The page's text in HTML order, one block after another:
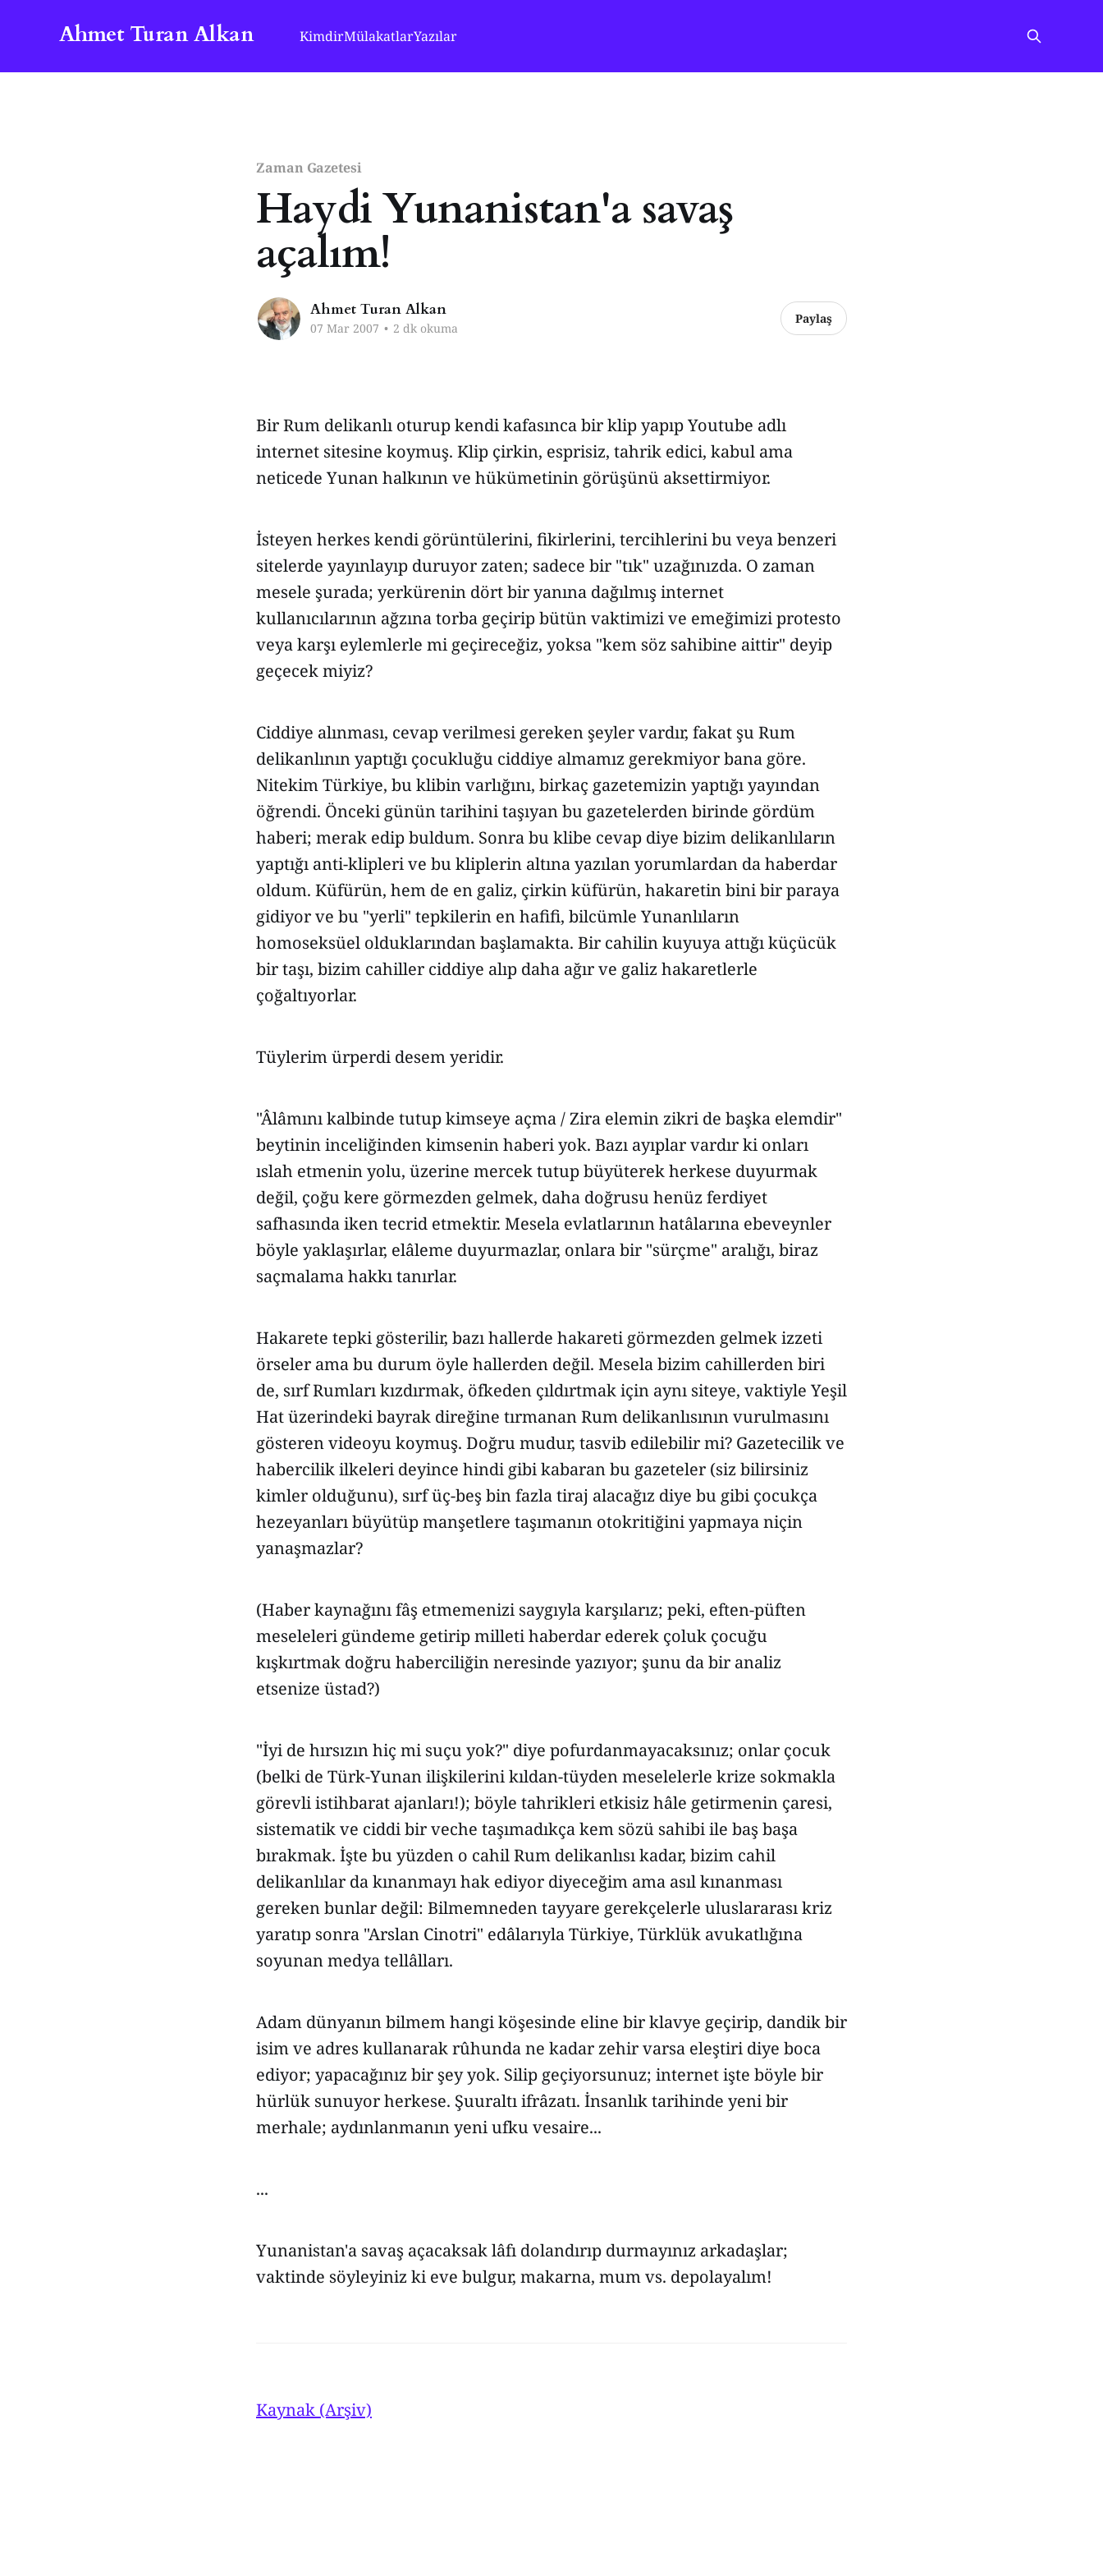
Ahmet Turan Alkan KimdirMülakatlarYazılar
Zaman Gazetesi
Haydi Yunanistan'a savaş
açalım!
Ahmet Turan Alkan
07 Mar 2007 • 2 dk okuma
Paylaş
Bir Rum delikanlı oturup kendi kafasınca bir klip yapıp Youtube adlı
internet sitesine koymuş. Klip çirkin, esprisiz, tahrik edici, kabul ama
neticede Yunan halkının ve hükümetinin görüşünü aksettirmiyor.
İsteyen herkes kendi görüntülerini, fikirlerini, tercihlerini bu veya benzeri
sitelerde yayınlayıp duruyor zaten; sadece bir "tık" uzağınızda. O zaman
mesele şurada; yerkürenin dört bir yanına dağılmış internet
kullanıcılarının ağzına torba geçirip bütün vaktimizi ve emeğimizi protesto
veya karşı eylemlerle mi geçireceğiz, yoksa "kem söz sahibine aittir" deyip
geçecek miyiz?
Ciddiye alınması, cevap verilmesi gereken şeyler vardır, fakat şu Rum
delikanlının yaptığı çocukluğu ciddiye almamız gerekmiyor bana göre.
Nitekim Türkiye, bu klibin varlığını, birkaç gazetemizin yaptığı yayından
öğrendi. Önceki günün tarihini taşıyan bu gazetelerden birinde gördüm
haberi; merak edip buldum. Sonra bu klibe cevap diye bizim delikanlıların
yaptığı anti-klipleri ve bu kliplerin altına yazılan yorumlardan da haberdar
oldum. Küfürün, hem de en galiz, çirkin küfürün, hakaretin bini bir paraya
gidiyor ve bu "yerli" tepkilerin en hafifi, bilcümle Yunanlıların
homoseksüel olduklarından başlamakta. Bir cahilin kuyuya attığı küçücük
bir taşı, bizim cahiller ciddiye alıp daha ağır ve galiz hakaretlerle
çoğaltıyorlar.
Tüylerim ürperdi desem yeridir.
"Âlâmını kalbinde tutup kimseye açma / Zira elemin zikri de başka elemdir"
beytinin inceliğinden kimsenin haberi yok. Bazı ayıplar vardır ki onları
ıslah etmenin yolu, üzerine mercek tutup büyüterek herkese duyurmak
değil, çoğu kere görmezden gelmek, daha doğrusu henüz ferdiyet
safhasında iken tecrid etmektir. Mesela evlatlarının hatâlarına ebeveynler
böyle yaklaşırlar, elâleme duyurmazlar, onlara bir "sürçme" aralığı, biraz
saçmalama hakkı tanırlar.
Hakarete tepki gösterilir, bazı hallerde hakareti görmezden gelmek izzeti
örseler ama bu durum öyle hallerden değil. Mesela bizim cahillerden biri
de, sırf Rumları kızdırmak, öfkeden çıldırtmak için aynı siteye, vaktiyle Yeşil
Hat üzerindeki bayrak direğine tırmanan Rum delikanlısının vurulmasını
gösteren videoyu koymuş. Doğru mudur, tasvib edilebilir mi? Gazetecilik ve
habercilik ilkeleri deyince hindi gibi kabaran bu gazeteler (siz bilirsiniz
kimler olduğunu), sırf üç-beş bin fazla tiraj alacağız diye bu gibi çocukça
hezeyanları büyütüp manşetlere taşımanın otokritiğini yapmaya niçin
yanaşmazlar?
(Haber kaynağını fâş etmemenizi saygıyla karşılarız; peki, eften-püften
meseleleri gündeme getirip milleti haberdar ederek çoluk çocuğu
kışkırtmak doğru haberciliğin neresinde yazıyor; şunu da bir analiz
etsenize üstad?)
"İyi de hırsızın hiç mi suçu yok?" diye pofurdanmayacaksınız; onlar çocuk
(belki de Türk-Yunan ilişkilerini kıldan-tüyden meselelerle krize sokmakla
görevli istihbarat ajanları!); böyle tahrikleri etkisiz hâle getirmenin çaresi,
sistematik ve ciddi bir veche taşımadıkça kem sözü sahibi ile baş başa
bırakmak. İşte bu yüzden o cahil Rum delikanlısı kadar, bizim cahil
delikanlılar da kınanmayı hak ediyor diyeceğim ama asıl kınanması
gereken bunlar değil: Bilmemneden tayyare gerekçelerle uluslararası kriz
yaratıp sonra "Arslan Cinotri" edâlarıyla Türkiye, Türklük avukatlığına
soyunan medya tellâlları.
Adam dünyanın bilmem hangi köşesinde eline bir klavye geçirip, dandik bir
isim ve adres kullanarak rûhunda ne kadar zehir varsa eleştiri diye boca
ediyor; yapacağınız bir şey yok. Silip geçiyorsunuz; internet işte böyle bir
hürlük sunuyor herkese. Şuuraltı ifrâzatı. İnsanlık tarihinde yeni bir
merhale; aydınlanmanın yeni ufku vesaire...
...
Yunanistan'a savaş açacaksak lâfı dolandırıp durmayınız arkadaşlar;
vaktinde söyleyiniz ki eve bulgur, makarna, mum vs. depolayalım!
Kaynak (Arşiv)